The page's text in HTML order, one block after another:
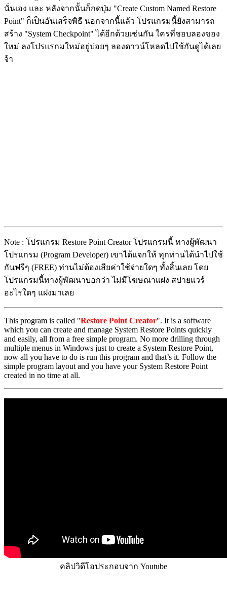
นั่นเอง และ หลังจากนั้นก็กดปุ่ม "Create Custom Named Restore
Point" ก็เป็นอันเสร็จพิธี นอกจากนี้แล้ว โปรแกรมนี้ยังสามารถ
สร้าง "System Checkpoint" ได้อีกด้วยเช่นกัน ใครที่ชอบลองของ
ใหม่ ลงโปรแรกมใหม่อยู่บ่อยๆ ลองดาวน์โหลดไปใช้กันดูได้เลย
จ้า
Note : โปรแกรม Restore Point Creator โปรแกรมนี้ ทางผู้พัฒนา
โปรแกรม (Program Developer) เขาได้แจกให้ ทุกท่านได้นำไปใช้
กันฟรีๆ (FREE) ท่านไม่ต้องเสียค่าใช้จ่ายใดๆ ทั้งสิ้นเลย โดย
โปรแกรมนี้ทางผู้พัฒนาบอกว่า ไม่มีโฆษณาแฝง สปายแวร์
อะไรใดๆ แฝงมาเลย
This program is called "Restore Point Creator". It is a software
which you can create and manage System Restore Points quickly
and easily, all from a free simple program. No more drilling through
multiple menus in Windows just to create a System Restore Point,
now all you have to do is run this program and that’s it. Follow the
simple program layout and you have your System Restore Point
created in no time at all.
คลิปวิดีโอประกอบจาก Youtube